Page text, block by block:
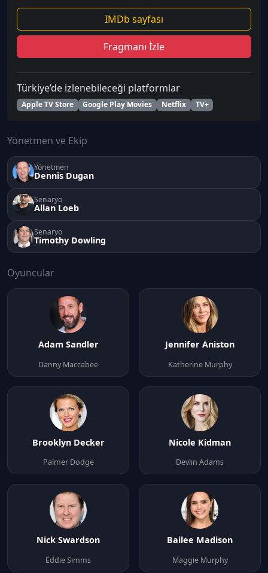
IMDb sayfası
Fragmanı İzle
Türkiye’de izlenebileceği platformlar
Apple TV Store Google Play Movies Netflix TV+
Yönetmen ve Ekip
Yönetmen
Dennis Dugan
Senaryo
Allan Loeb
Senaryo
Timothy Dowling
Oyuncular
Adam Sandler
Danny Maccabee
Jennifer Aniston
Katherine Murphy
Brooklyn Decker
Palmer Dodge
Nicole Kidman
Devlin Adams
Nick Swardson
Eddie Simms
Bailee Madison
Maggie Murphy